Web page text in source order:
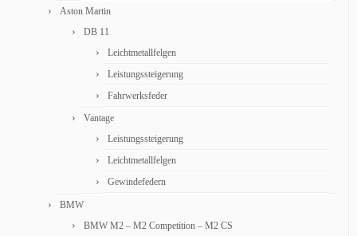
Aston Martin
DB 11
Leichtmetallfelgen
Leistungssteigerung
Fahrwerksfeder
Vantage
Leistungssteigerung
Leichtmetallfelgen
Gewindefedern
BMW
BMW M2 – M2 Competition – M2 CS